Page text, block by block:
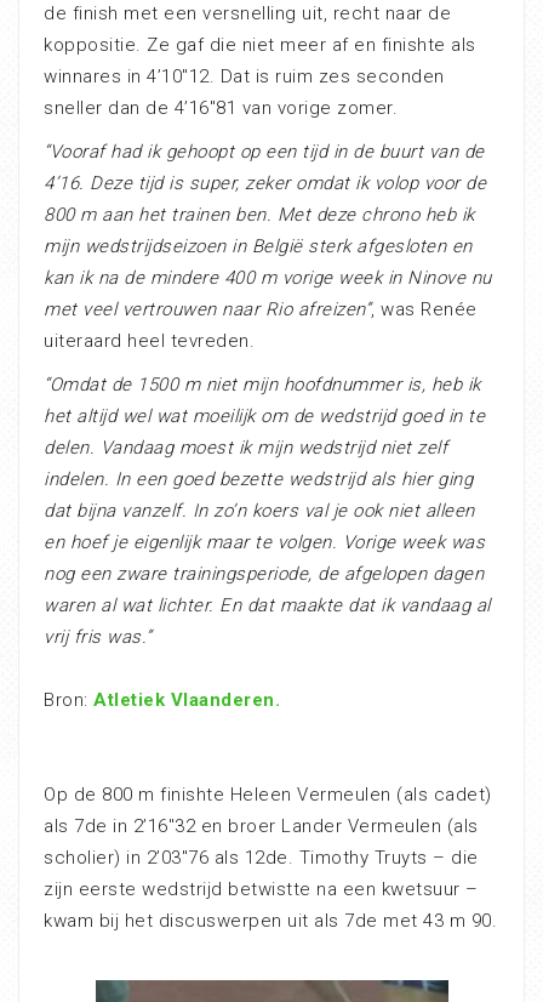
de finish met een versnelling uit, recht naar de
koppositie. Ze gaf die niet meer af en finishte als
winnares in 4’10″12. Dat is ruim zes seconden
sneller dan de 4’16″81 van vorige zomer.
“Vooraf had ik gehoopt op een tijd in de buurt van de
4’16. Deze tijd is super, zeker omdat ik volop voor de
800 m aan het trainen ben. Met deze chrono heb ik
mijn wedstrijdseizoen in België sterk afgesloten en
kan ik na de mindere 400 m vorige week in Ninove nu
met veel vertrouwen naar Rio afreizen”, was Renée
uiteraard heel tevreden.
“Omdat de 1500 m niet mijn hoofdnummer is, heb ik
het altijd wel wat moeilijk om de wedstrijd goed in te
delen. Vandaag moest ik mijn wedstrijd niet zelf
indelen. In een goed bezette wedstrijd als hier ging
dat bijna vanzelf. In zo’n koers val je ook niet alleen
en hoef je eigenlijk maar te volgen. Vorige week was
nog een zware trainingsperiode, de afgelopen dagen
waren al wat lichter. En dat maakte dat ik vandaag al
vrij fris was.”
Bron: Atletiek Vlaanderen.
Op de 800 m finishte Heleen Vermeulen (als cadet)
als 7de in 2’16″32 en broer Lander Vermeulen (als
scholier) in 2’03″76 als 12de. Timothy Truyts – die
zijn eerste wedstrijd betwistte na een kwetsuur –
kwam bij het discuswerpen uit als 7de met 43 m 90.